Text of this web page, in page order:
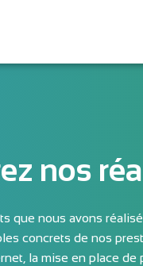
nos
que nous avons
concrets de nos
la mise en place de